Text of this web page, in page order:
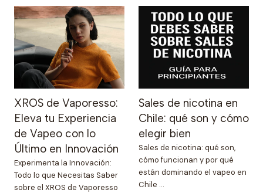
XROS de Vaporesso:
Eleva tu Experiencia
de Vapeo con lo
Último en Innovación
Experimenta la Innovación:
Todo lo que Necesitas Saber
sobre el XROS de Vaporesso
Sales de nicotina en
Chile: qué son y cómo
elegir bien
Sales de nicotina: qué son,
cómo funcionan y por qué
están dominando el vapeo en
Chile ...